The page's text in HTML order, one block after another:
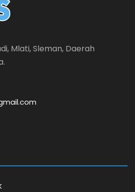
Mlati, Sleman, Daerah